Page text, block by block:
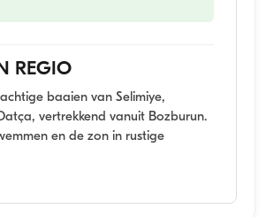
REGIO
baaien van Selimiye,
vertrekkend vanuit Bozburun.
en de zon in rustige